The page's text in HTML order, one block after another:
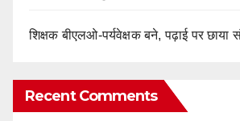
शिक्षक बीएलओ-पर्यवेक्षक बने, पढ़ाई पर छाया
Recent Comments